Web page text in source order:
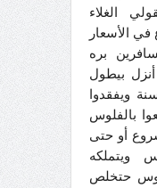
الغلاء
في الأسعار
بره
بيطول
ويفقدوا
بالفلوس
أو حتى
ويتملكه
حتخلص